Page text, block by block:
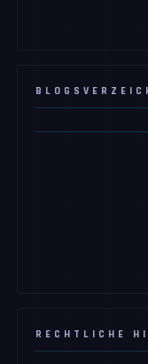
RECHTLICHE